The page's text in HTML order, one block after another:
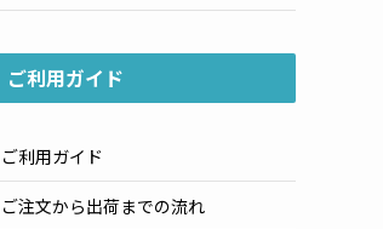
ご利用ガイド
ご利用ガイド
ご注文から出荷までの流れ